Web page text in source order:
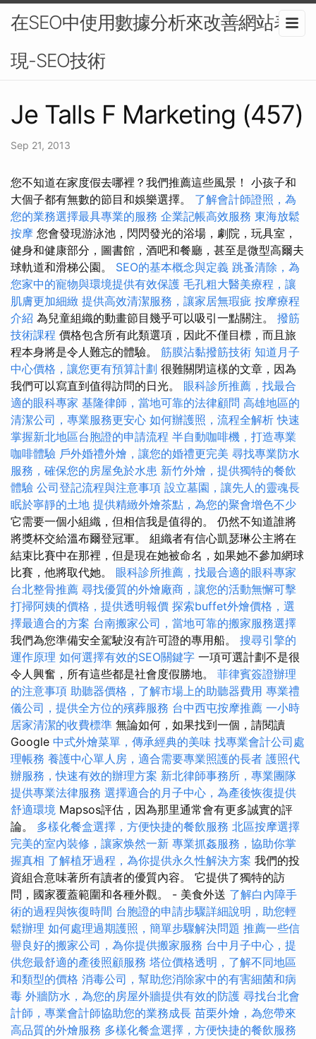
在SEO中使用數據分析來改善網站表
現-SEO技術
Je Talls F Marketing (457)
Sep 21, 2013
您不知道在家度假去哪裡？我們推薦這些風景！ 小孩子和
大個子都有無數的節目和娛樂選擇。 了解會計師證照，為
您的業務選擇最具專業的服務 企業記帳高效服務 東海放鬆
按摩 您會發現游泳池，閃閃發光的浴場，劇院，玩具室，
健身和健康部分，圖書館，酒吧和餐廳，甚至是微型高爾夫
球軌道和滑梯公園。 SEO的基本概念與定義 跳蚤清除，為
您家中的寵物與環境提供有效保護 毛孔粗大醫美療程，讓
肌膚更加細緻 提供高效清潔服務，讓家居無瑕疵 按摩療程
介紹 為兒童組織的動畫節目幾乎可以吸引一點關注。 撥筋
技術課程 價格包含所有此類選項，因此不僅目標，而且旅
程本身將是令人難忘的體驗。 筋膜沾黏撥筋技術 知道月子
中心價格，讓您更有預算計劃 很難關閉這樣的文章，因為
我們可以寫直到值得訪問的日光。 眼科診所推薦，找最合
適的眼科專家 基隆律師，當地可靠的法律顧問 高雄地區的
清潔公司，專業服務更安心 如何辦護照，流程全解析 快速
掌握新北地區台胞證的申請流程 半自動咖啡機，打造專業
咖啡體驗 戶外婚禮外燴，讓您的婚禮更完美 尋找專業防水
服務，確保您的房屋免於水患 新竹外燴，提供獨特的餐飲
體驗 公司登記流程與注意事項 設立墓園，讓先人的靈魂長
眠於寧靜的土地 提供精緻外燴茶點，為您的聚會增色不少
它需要一個小組織，但相信我是值得的。 仍然不知道誰將
將獎杯交給溫布爾登冠軍。 組織者有信心凱瑟琳公主將在
結束比賽中在那裡，但是現在她被命名，如果她不參加網球
比賽，他將取代她。 眼科診所推薦，找最合適的眼科專家
台北整骨推薦 尋找優質的外燴廠商，讓您的活動無懈可擊
打掃阿姨的價格，提供透明報價 探索buffet外燴價格，選
擇最適合的方案 台南搬家公司，當地可靠的搬家服務選擇
我們為您準備安全駕駛沒有許可證的專用船。 搜尋引擎的
運作原理 如何選擇有效的SEO關鍵字 一項可選計劃不是很
令人興奮，所有這些都是社會度假勝地。 菲律賓簽證辦理
的注意事項 助聽器價格，了解市場上的助聽器費用 專業禮
儀公司，提供全方位的殯葬服務 台中西屯按摩推薦 一小時
居家清潔的收費標準 無論如何，如果找到一個，請閱讀
Google 中式外燴菜單，傳承經典的美味 找專業會計公司處
理帳務 養護中心單人房，適合需要專業照護的長者 護照代
辦服務，快速有效的辦理方案 新北律師事務所，專業團隊
提供專業法律服務 選擇適合的月子中心，為產後恢復提供
舒適環境 Mapsos評估，因為那里通常會有更多誠實的評
論。 多樣化餐盒選擇，方便快捷的餐飲服務 北區按摩選擇
完美的室內裝修，讓家焕然一新 專業抓姦服務，協助你掌
握真相 了解植牙過程，為你提供永久性解決方案 我們的投
資組合意味著所有讀者的優質內容。 它提供了獨特的訪
問，國家覆蓋範圍和各種外觀。 - 美食外送 了解白內障手
術的過程與恢復時間 台胞證的申請步驟詳細說明，助您輕
鬆辦理 如何處理過期護照，簡單步驟解決問題 推薦一些信
譽良好的搬家公司，為你提供搬家服務 台中月子中心，提
供您最舒適的產後照顧服務 塔位價格透明，了解不同地區
和類型的價格 消毒公司，幫助您消除家中的有害細菌和病
毒 外牆防水，為您的房屋外牆提供有效的防護 尋找台北會
計師，專業會計師協助您的業務成長 苗栗外燴，為您帶來
高品質的外燴服務 多樣化餐盒選擇，方便快捷的餐飲服務